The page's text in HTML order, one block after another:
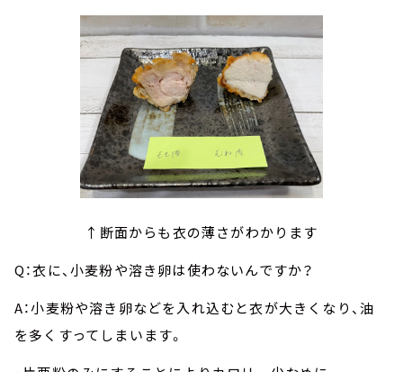
↑断面からも衣の薄さがわかります
Q：衣に、小麦粉や溶き卵は使わないんですか？
A：小麦粉や溶き卵などを入れ込むと衣が大きくなり、油
を多くすってしまいます。